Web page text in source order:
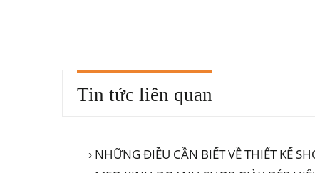
Tin tức liên quan
› NHỮNG ĐIỀU CẦN BIẾT VỀ THIẾT KẾ